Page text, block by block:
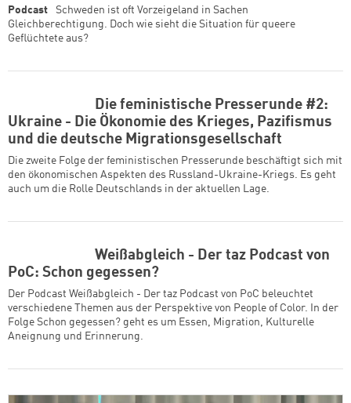
Podcast
Schweden ist oft Vorzeigeland in Sachen
Gleichberechtigung. Doch wie sieht die Situation für queere
Geflüchtete aus?
Die feministische Presserunde #2:
Ukraine - Die Ökonomie des Krieges, Pazifismus
und die deutsche Migrationsgesellschaft
Die zweite Folge der feministischen Presserunde beschäftigt sich mit
den ökonomischen Aspekten des Russland-Ukraine-Kriegs. Es geht
auch um die Rolle Deutschlands in der aktuellen Lage.
Weißabgleich - Der taz Podcast von
PoC: Schon gegessen?
Der Podcast Weißabgleich - Der taz Podcast von PoC beleuchtet
verschiedene Themen aus der Perspektive von People of Color. In der
Folge Schon gegessen? geht es um Essen, Migration, Kulturelle
Aneignung und Erinnerung.